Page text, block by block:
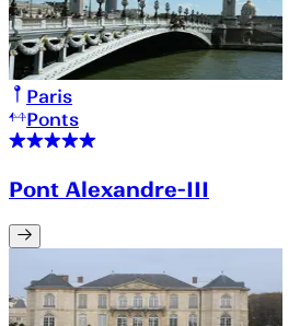
Paris
Ponts
Pont Alexandre-III